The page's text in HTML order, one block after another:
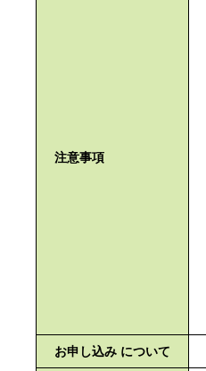
注意事項
お申し込み について